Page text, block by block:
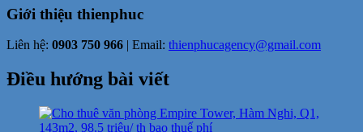
Giới thiệu thienphuc
Liên hệ: 0903 750 966 | Email: thienphucagency@gmail.com
Điều hướng bài viết